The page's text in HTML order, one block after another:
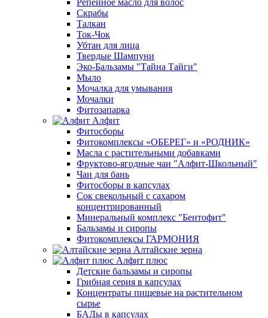
Репейное масло для волос
Скрабы
Талкан
Ток-Чок
Убтан для лица
Твердые Шампуни
Эко-Бальзамы "Тайна Тайги"
Мыло
Мочалка для умывания
Мочалки
Фитозапарка
Алфит
Фитосборы
Фитокомплексы «ОБЕРЕГ» и «РОДНИК»
Масла с растительными добавками
Фруктово-ягодные чаи "Алфит-Школьный"
Чаи для бань
Фитосборы в капсулах
Сок свекольный с сахаром
концентрированный
Минеральный комплекс "Бентофит"
Бальзамы и сиропы
Фитокомплексы ГАРМОНИЯ
Алтайские зерна
Алфит плюс
Детские бальзамы и сиропы
Грибная серия в капсулах
Концентраты пищевые на растительном
сырье
БАДы в капсулах